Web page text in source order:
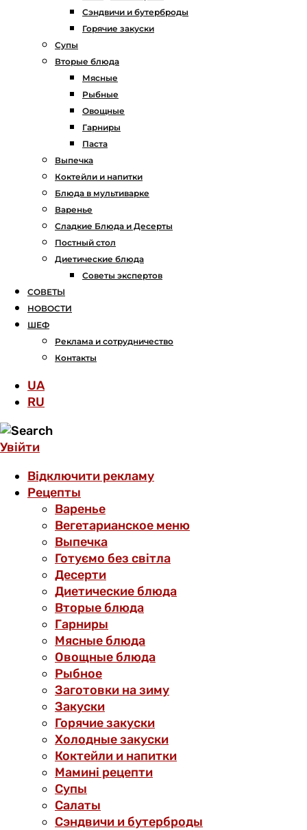
Сэндвичи и бутерброды
Горячие закуски
Супы
Вторые блюда
Мясные
Рыбные
Овощные
Гарниры
Паста
Выпечка
Коктейли и напитки
Блюда в мультиварке
Варенье
Сладкие Блюда и Десерты
Постный стол
Диетические блюда
Советы экспертов
СОВЕТЫ
НОВОСТИ
ШЕФ
Реклама и сотрудничество
Контакты
UA
RU
Увійти
Відключити рекламу
Рецепты
Варенье
Вегетарианское меню
Выпечка
Готуємо без світла
Десерти
Диетические блюда
Вторые блюда
Гарниры
Мясные блюда
Овощные блюда
Рыбное
Заготовки на зиму
Закуски
Горячие закуски
Холодные закуски
Коктейли и напитки
Мамині рецепти
Супы
Салаты
Сэндвичи и бутерброды